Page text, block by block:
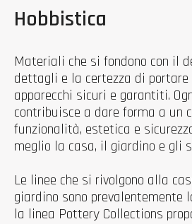
Hobbistica
Materiali che si fondono con il
dettagli e la certezza di
apparecchi sicuri e garantiti.
contribuisce a dare forma a un
funzionalità, estetica e
meglio la casa, il giardino e gli
Le linee che si rivolgono alla
giardino sono prevalentemente
la linea Pottery Collections